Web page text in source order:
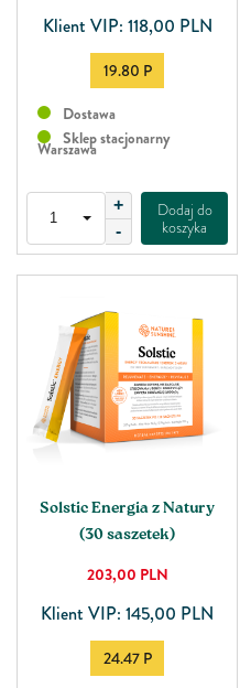
Klient VIP: 118,00 PLN
19.80 P
Dostawa
Sklep stacjonarny
Warszawa
+
-
Dodaj do
koszyka
Solstic Energia z Natury
(30 saszetek)
203,00 PLN
Klient VIP: 145,00 PLN
24.47 P